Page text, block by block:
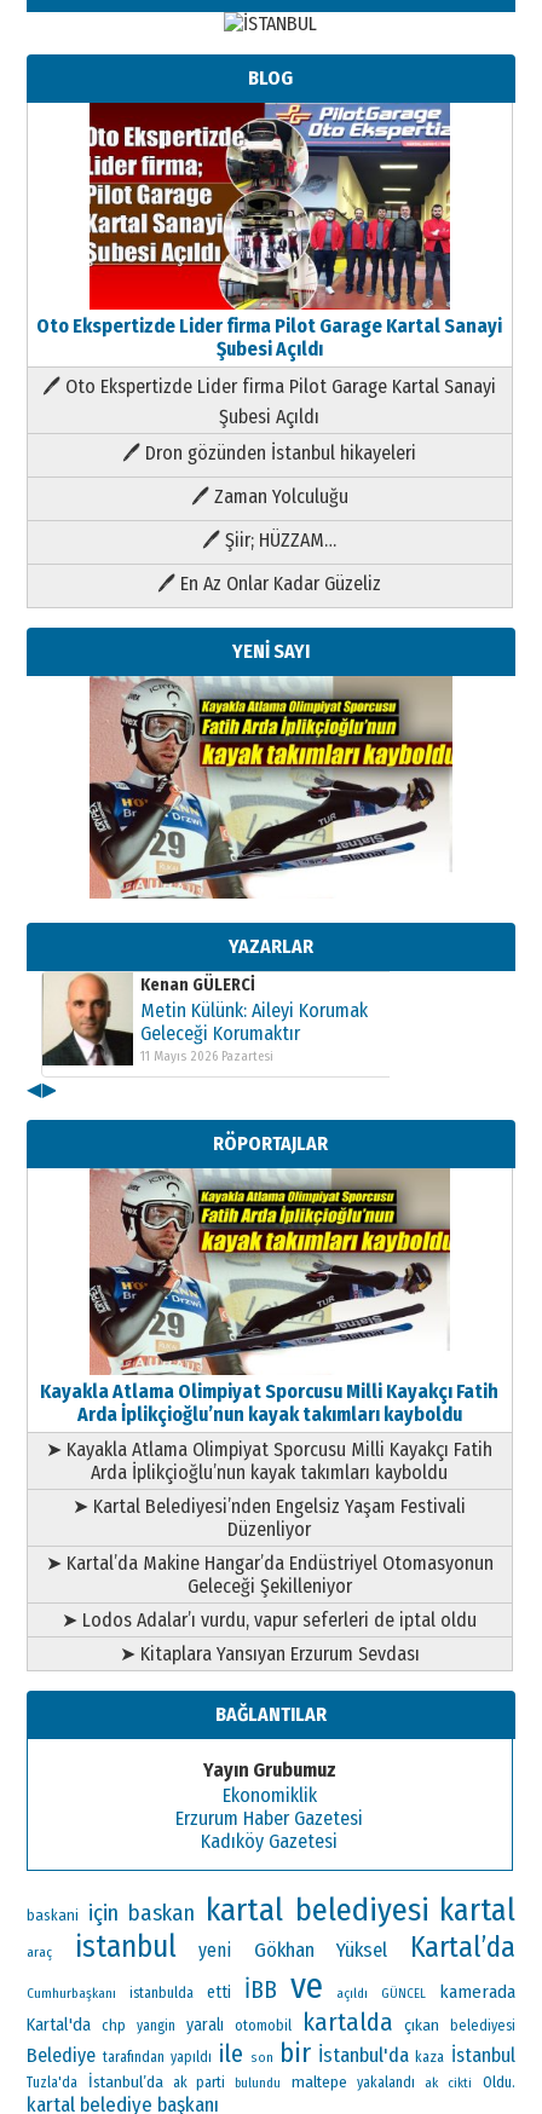
BLOG
Oto Ekspertizde Lider firma Pilot Garage Kartal Sanayi
Şubesi Açıldı
🖊 Oto Ekspertizde Lider firma Pilot Garage Kartal Sanayi
Şubesi Açıldı
🖊 Dron gözünden İstanbul hikayeleri
🖊 Zaman Yolculuğu
🖊 Şiir; HÜZZAM…
🖊 En Az Onlar Kadar Güzeliz
YENİ SAYI
YAZARLAR
Kenan GÜLERCİ
Metin Külünk: Aileyi Korumak
11 Mayıs 2026 Pazartesi
Kenan GÜLERCİ
Metin Külünk: Aileyi Korumak
Geleceği Korumaktır
11 Mayıs 2026 Pazartesi
Metin Külünk: Aileyi Korumak
Geleceği Korumaktır
11 Mayıs 2026 Pazartesi
◀▶
RÖPORTAJLAR
Kayakla Atlama Olimpiyat Sporcusu Milli Kayakçı Fatih
Arda İplikçioğlu’nun kayak takımları kayboldu
➤ Kayakla Atlama Olimpiyat Sporcusu Milli Kayakçı Fatih
Arda İplikçioğlu’nun kayak takımları kayboldu
➤ Kartal Belediyesi’nden Engelsiz Yaşam Festivali
Düzenliyor
➤ Kartal’da Makine Hangar’da Endüstriyel Otomasyonun
Geleceği Şekilleniyor
➤ Lodos Adalar’ı vurdu, vapur seferleri de iptal oldu
➤ Kitaplara Yansıyan Erzurum Sevdası
BAĞLANTILAR
Yayın Grubumuz
Ekonomiklik
Erzurum Haber Gazetesi
Kadıköy Gazetesi
baskani için baskan kartal belediyesi kartal
araç istanbul yeni Gökhan Yüksel Kartal’da
Cumhurbaşkanı istanbulda etti İBB ve açıldı GÜNCEL
kamerada
Kartal'da
chp yangin yaralı otomobil kartalda çıkan belediyesi
Belediye tarafından yapıldı ile son bir İstanbul'da kaza İstanbul
Tuzla'da İstanbul’da ak parti bulundu maltepe yakalandı ak cikti Oldu.
kartal belediye başkanı